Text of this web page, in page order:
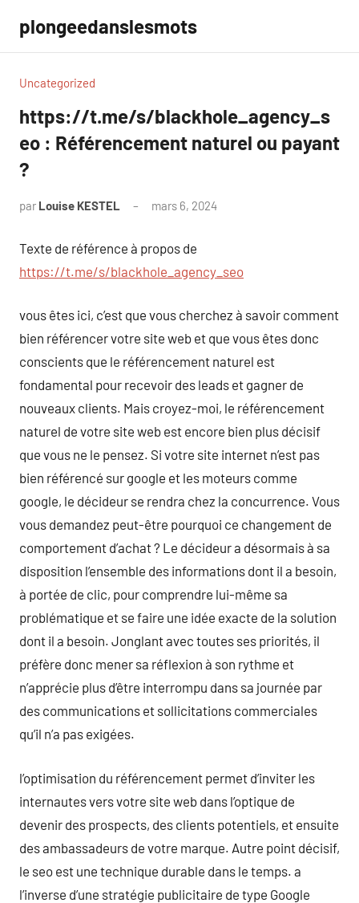
contenu
plongeedanslesmots
Uncategorized
https://t.me/s/blackhole_agency_s
eo : Référencement naturel ou payant
?
par Louise KESTEL mars 6, 2024
Texte de référence à propos de
https://t.me/s/blackhole_agency_seo
vous êtes ici, c’est que vous cherchez à savoir comment
bien référencer votre site web et que vous êtes donc
conscients que le référencement naturel est
fondamental pour recevoir des leads et gagner de
nouveaux clients. Mais croyez-moi, le référencement
naturel de votre site web est encore bien plus décisif
que vous ne le pensez. Si votre site internet n’est pas
bien référencé sur google et les moteurs comme
google, le décideur se rendra chez la concurrence. Vous
vous demandez peut-être pourquoi ce changement de
comportement d’achat ? Le décideur a désormais à sa
disposition l’ensemble des informations dont il a besoin,
à portée de clic, pour comprendre lui-même sa
problématique et se faire une idée exacte de la solution
dont il a besoin. Jonglant avec toutes ses priorités, il
préfère donc mener sa réflexion à son rythme et
n’apprécie plus d’être interrompu dans sa journée par
des communications et sollicitations commerciales
qu’il n’a pas exigées.
l’optimisation du référencement permet d’inviter les
internautes vers votre site web dans l’optique de
devenir des prospects, des clients potentiels, et ensuite
des ambassadeurs de votre marque. Autre point décisif,
le seo est une technique durable dans le temps. a
l’inverse d’une stratégie publicitaire de type Google